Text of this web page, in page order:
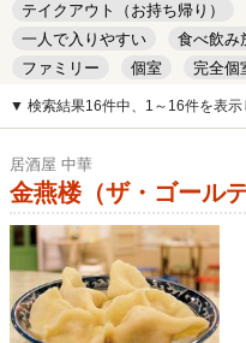
テイクアウト（お持ち帰り）
一人で入りやすい
食べ飲み
ファミリー
個室 完全個
キッズルーム
安い デート
▼ 検索結果16件中、1～16件を表示
居酒屋 中華
金燕楼（ザ・ゴール